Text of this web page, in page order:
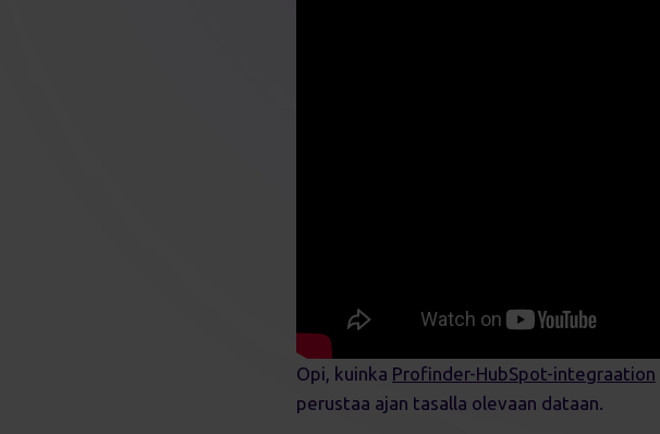
Opi, kuinka Profinder-HubSpot-integraation
perustaa ajan tasalla olevaan dataan.